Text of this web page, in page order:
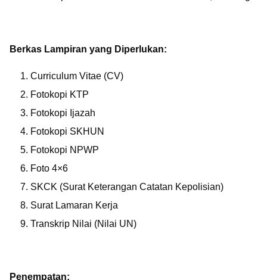
Berkas Lampiran yang Diperlukan:
Curriculum Vitae (CV)
Fotokopi KTP
Fotokopi Ijazah
Fotokopi SKHUN
Fotokopi NPWP
Foto 4×6
SKCK (Surat Keterangan Catatan Kepolisian)
Surat Lamaran Kerja
Transkrip Nilai (Nilai UN)
Penempatan: